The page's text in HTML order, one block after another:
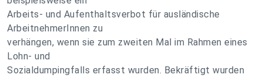
Arbeits- und Aufenthaltsverbot für ausländische
ArbeitnehmerInnen zu
verhängen, wenn sie zum zweiten Mal im Rahmen eines
Lohn- und
Sozialdumpingfalls erfasst wurden. Bekräftigt wurden